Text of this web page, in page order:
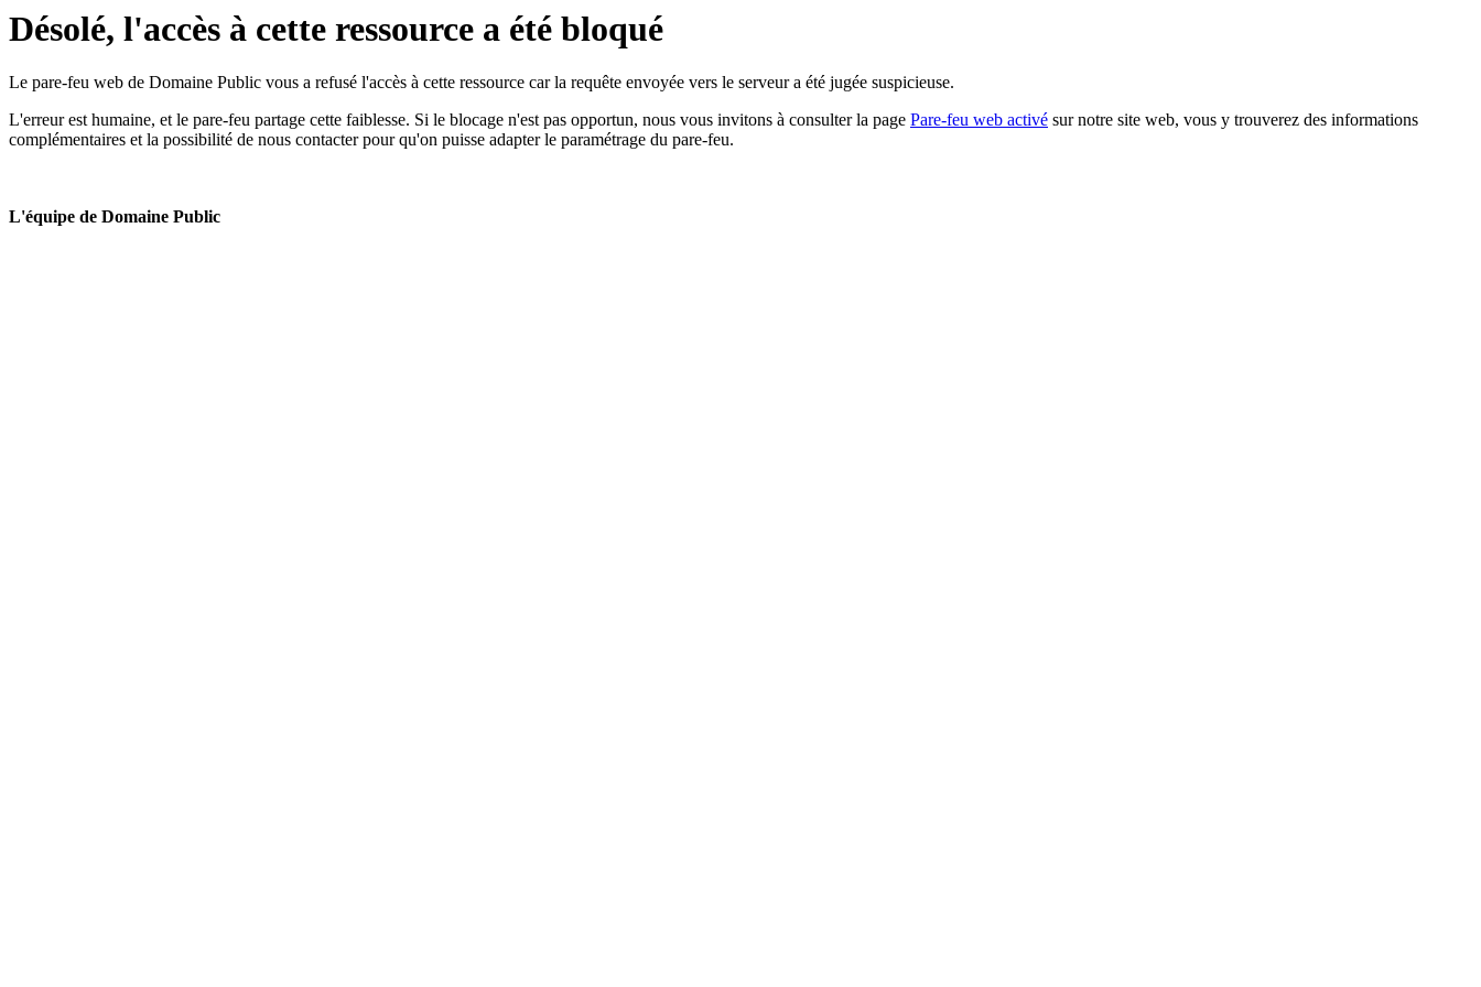
Désolé, l'accès à cette ressource a été bloqué
Le pare-feu web de Domaine Public vous a refusé l'accès à cette ressource car la requête envoyée vers le serveur a été jugée suspicieuse.
L'erreur est humaine, et le pare-feu partage cette faiblesse. Si le blocage n'est pas opportun, nous vous invitons à consulter la page Pare-feu web activé sur notre site web, vous y trouverez des informations
complémentaires et la possibilité de nous contacter pour qu'on puisse adapter le paramétrage du pare-feu.
L'équipe de Domaine Public